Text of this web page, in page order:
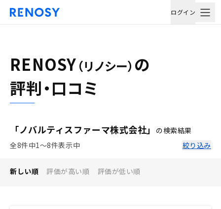
ログイン
RENOSY （リノシー） の
評判・口コミ
「ノバルティスファーマ株式会社」
の検索結果
全8件中1〜8件表示中
絞り込み
新しい順 評価が高い順 評価が低い順